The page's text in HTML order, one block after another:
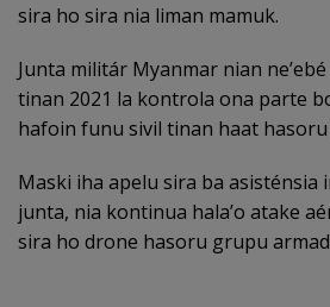
sira ho sira nia liman mamuk.
Junta militár Myanmar nian
tinan 2021 la kontrola ona parte
hafoin funu sivil tinan haat
Maski iha apelu sira ba asisténsia
junta, nia kontinua hala’o atake
sira ho drone hasoru grupu